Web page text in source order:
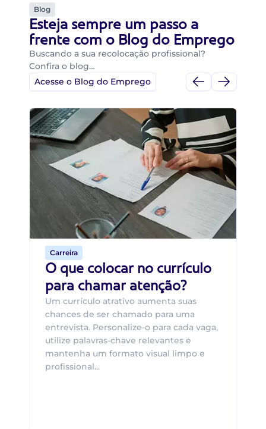
Blog
Esteja sempre um passo a
frente com o Blog do Emprego
Buscando a sua recolocação profissional?
Confira o blog…
Acesse o Blog do Emprego
Carreira
O que colocar no currículo
para chamar atenção?
Um currículo atrativo aumenta suas
chances de ser chamado para uma
entrevista. Personalize-o para cada vaga,
utilize palavras-chave relevantes e
mantenha um formato visual limpo e
profissional...